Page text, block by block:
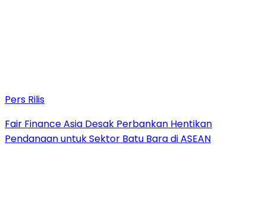
Pers Rilis
Fair Finance Asia Desak Perbankan Hentikan
Pendanaan untuk Sektor Batu Bara di ASEAN